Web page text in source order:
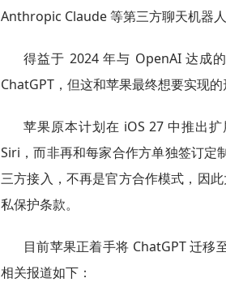
Anthropic Claude 等第三方聊天机器人
得益于 2024 年与 OpenAI 达成
ChatGPT，但这和苹果最终想要实现的
苹果原本计划在 iOS 27 中推出
Siri，而非再和每家合作方单独签订定
三方接入，不再是官方合作模式，因
私保护条款。
目前苹果正着手将 ChatGPT 迁移
相关报道如下：